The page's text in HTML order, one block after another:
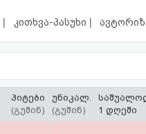
| კითხვა-პასუხი |
ჰიტები
(გუშინ)
უნიკალ.
(გუშინ)
1 დღეში